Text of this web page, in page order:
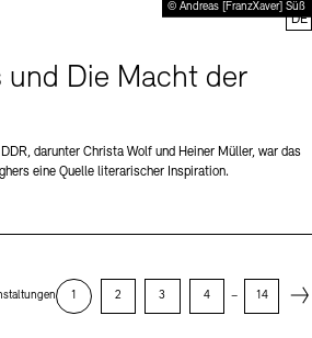
© Andreas [FranzXaver] Süß
und Die Macht der
darunter Christa Wolf und Heiner Müller, war das
eine Quelle literarischer Inspiration.
DE
1 2 3 4 – 14